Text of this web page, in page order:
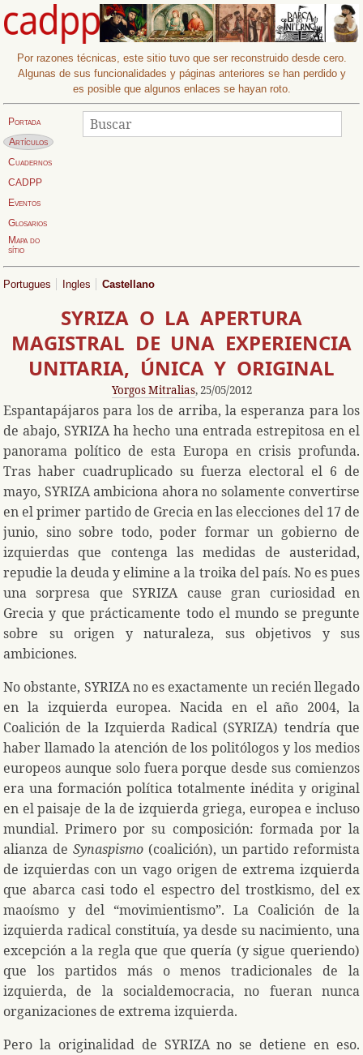
Por razones técnicas, este sitio tuvo que ser reconstruido desde cero.
Algunas de sus funcionalidades y páginas anteriores se han perdido y
es posible que algunos enlaces se hayan roto.
Portada
Página actual:
Artículos
Cuadernos
CADPP
Eventos
Glosarios
Mapa do
sítio
Buscar
Buscar
Portugues Ingles Castellano
SYRIZA O LA APERTURA
MAGISTRAL DE UNA EXPERIENCIA
UNITARIA, ÚNICA Y ORIGINAL
Yorgos Mitralias, 25/05/2012
Espantapájaros para los de arriba, la esperanza para los
de abajo, SYRIZA ha hecho una entrada estrepitosa en el
panorama político de esta Europa en crisis profunda.
Tras haber cuadruplicado su fuerza electoral el 6 de
mayo, SYRIZA ambiciona ahora no solamente convertirse
en el primer partido de Grecia en las elecciones del 17 de
junio, sino sobre todo, poder formar un gobierno de
izquierdas que contenga las medidas de austeridad,
repudie la deuda y elimine a la troika del país. No es pues
una sorpresa que SYRIZA cause gran curiosidad en
Grecia y que prácticamente todo el mundo se pregunte
sobre su origen y naturaleza, sus objetivos y sus
ambiciones.
No obstante, SYRIZA no es exactamente un recién llegado
en la izquierda europea. Nacida en el año 2004, la
Coalición de la Izquierda Radical (SYRIZA) tendría que
haber llamado la atención de los politólogos y los medios
europeos aunque solo fuera porque desde sus comienzos
era una formación política totalmente inédita y original
en el paisaje de la de izquierda griega, europea e incluso
mundial. Primero por su composición: formada por la
alianza de Synaspismo (coalición), un partido reformista
de izquierdas con un vago origen de extrema izquierda
que abarca casi todo el espectro del trostkismo, del ex
maoísmo y del “movimientismo”. La Coalición de la
izquierda radical constituía, ya desde su nacimiento, una
excepción a la regla que que quería (y sigue queriendo)
que los partidos más o menos tradicionales de la
izquierda, de la socialdemocracia, no fueran nunca
organizaciones de extrema izquierda.
Pero la originalidad de SYRIZA no se detiene en eso.